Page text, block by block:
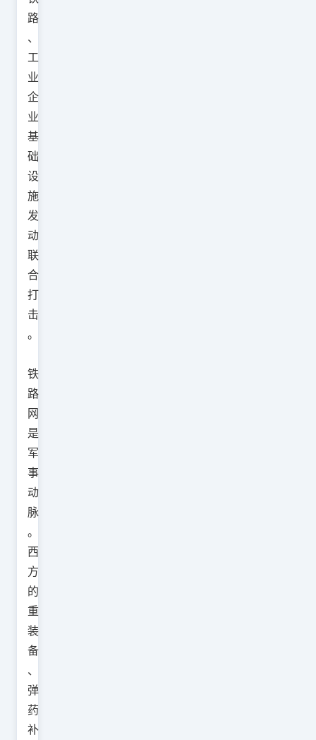
路
、
工
业
企
业
基
础
设
施
发
动
联
合
打
击
。
铁
路
网
是
军
事
动
脉
。
西
方
的
重
装
备
、
弹
药
补